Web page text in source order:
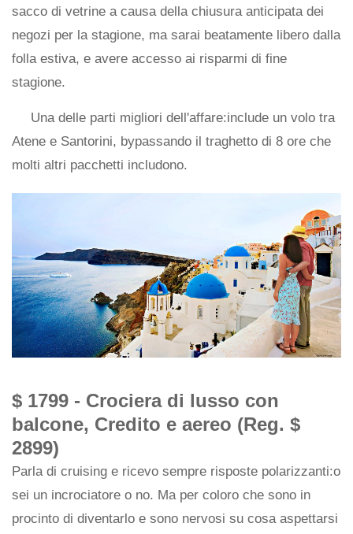
sacco di vetrine a causa della chiusura anticipata dei
negozi per la stagione, ma sarai beatamente libero dalla
folla estiva, e avere accesso ai risparmi di fine
stagione.
Una delle parti migliori dell'affare:include un volo tra
Atene e Santorini, bypassando il traghetto di 8 ore che
molti altri pacchetti includono.
$ 1799 - Crociera di lusso con
balcone, Credito e aereo (Reg. $
2899)
Parla di cruising e ricevo sempre risposte polarizzanti:o
sei un incrociatore o no. Ma per coloro che sono in
procinto di diventarlo e sono nervosi su cosa aspettarsi